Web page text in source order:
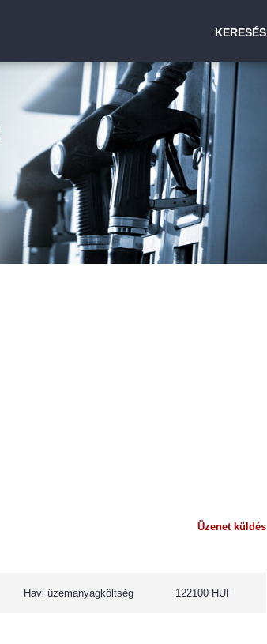
KERESÉS
Üzenet küldés
Havi üzemanyagköltség 122100 HUF